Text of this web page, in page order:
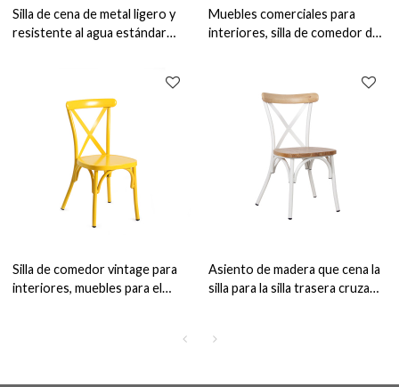
Silla de cena de metal ligero y
resistente al agua estándar
Muebles comerciales para
interiores, silla de comedor de
Silla de comedor vintage para
interiores, muebles para el
Asiento de madera que cena la
silla para la silla trasera cruzada